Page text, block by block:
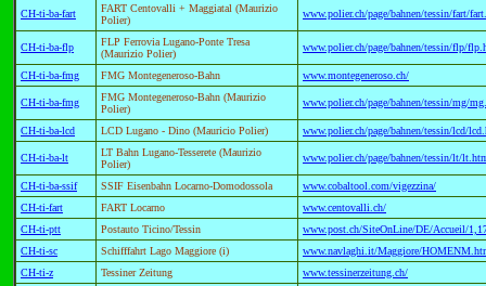
CH-ti-ba-fart
FART Centovalli + Maggiatal (Maurizio
Polier)
www.polier.ch/page/bahnen/tessin/fart/
CH-ti-ba-flp
FLP Ferrovia Lugano-Ponte Tresa
(Maurizio Polier)
www.polier.ch/page/bahnen/tessin/flp/
CH-ti-ba-fmg FMG Montegeneroso-Bahn www.montegeneroso.ch/
CH-ti-ba-fmg
FMG Montegeneroso-Bahn (Maurizio
Polier)
www.polier.ch/page/bahnen/tessin/mg/
CH-ti-ba-lcd LCD Lugano - Dino (Mauricio Polier) www.polier.ch/page/bahnen/tessin/lcd/
CH-ti-ba-lt
LT Bahn Lugano-Tesserete (Maurizio
Polier)
www.polier.ch/page/bahnen/tessin/lt/
CH-ti-ba-ssif SSIF Eisenbahn Locarno-Domodossola
www.cobaltool.com/vigezzina/
CH-ti-fart
FART Locarno
www.centovalli.ch/
CH-ti-ptt
Postauto Ticino/Tessin
www.post.ch/SiteOnLine/DE/Accueil/
CH-ti-sc
Schifffahrt Lago Maggiore (i)
www.navlaghi.it/Maggiore/
CH-ti-z
Tessiner Zeitung www.tessinerzeitung.ch/